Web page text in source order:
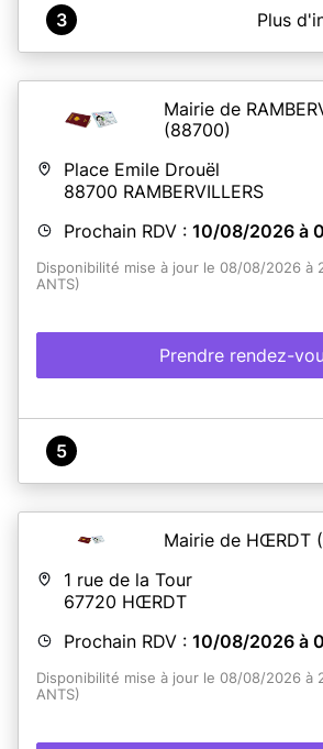
A propos de France Services Saales
En savoir plus
3 Plus
Mairie de
(88700)
Place Emile Drouël
88700 RAMBERVILLERS
Prochain RDV : 10/08/2026 à
Disponibilité mise à jour le 08/08/2026 à
ANTS)
Prendre rendez-
5
Mairie de HŒRDT
1 rue de la Tour
67720 HŒRDT
Prochain RDV : 10/08/2026 à
Disponibilité mise à jour le 08/08/2026 à
ANTS)